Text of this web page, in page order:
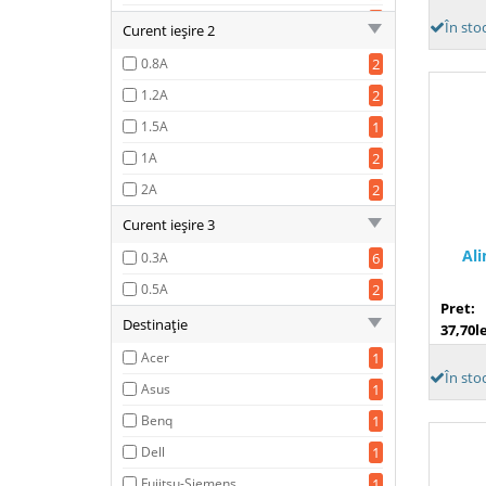
1
1
5
1
1
1
1.5A 9
1
15A 1
1A
2 A 1
2.1A 1
2.24A 1
2.25A 2
Curent ieşire 2
0.8A 2
1.2A 2
1.5A 1
1A 2
2A
2
Curent ieşire 3
0.3A 6
0.5A
2
Destinaţie
Acer 1
Asus 1
Benq 1
Dell 1
În
Pret:
În